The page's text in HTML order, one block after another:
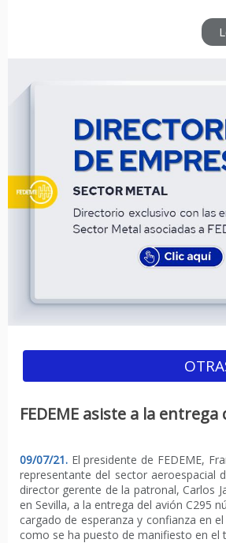
FEDEME asiste a la
09/07/21. El presidente de FEDEME,
representante del sector aeroespacial
director gerente de la patronal, Carlos
en Sevilla, a la entrega del avión C295
cargado de esperanza y confianza en
como se ha puesto de manifiesto en el